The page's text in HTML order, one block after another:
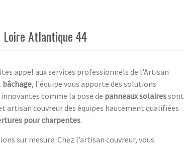
Loire Atlantique 44
appel aux services professionnels de l'Artisan
bâchage, l'équipe vous apporte des solutions
comme la pose de panneaux solairessont
artisan couvreur des équipes hautement qualifiées
pour charpentes.
sur mesure. Chez l’artisan couvreur, vous